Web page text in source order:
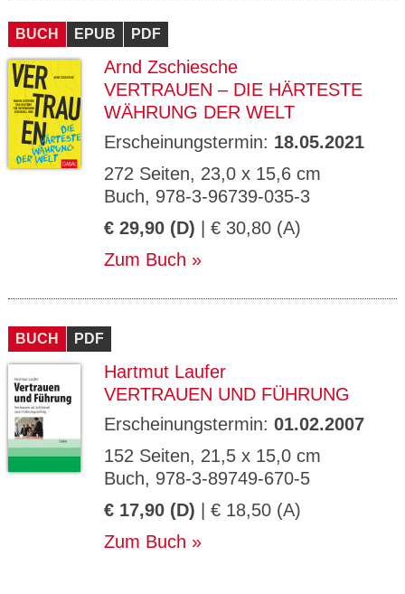
BUCH EPUB PDF
Arnd Zschiesche
VERTRAUEN – DIE HÄRTESTE
WÄHRUNG DER WELT
Erscheinungstermin: 18.05.2021
272 Seiten, 23,0 x 15,6 cm
Buch, 978-3-96739-035-3
€ 29,90 (D) | € 30,80 (A)
Zum Buch
BUCH PDF
Hartmut Laufer
VERTRAUEN UND FÜHRUNG
Erscheinungstermin: 01.02.2007
152 Seiten, 21,5 x 15,0 cm
Buch, 978-3-89749-670-5
€ 17,90 (D) | € 18,50 (A)
Zum Buch